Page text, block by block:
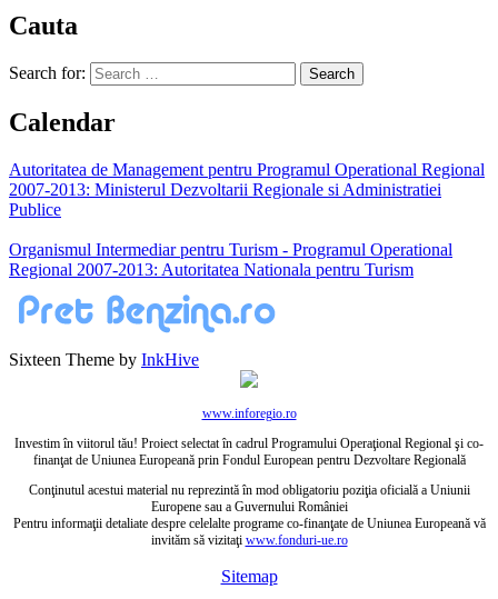
Cauta
Search for:
Calendar
Autoritatea de Management pentru Programul Operational Regional
2007-2013: Ministerul Dezvoltarii Regionale si Administratiei
Publice
Organismul Intermediar pentru Turism - Programul Operational
Regional 2007-2013: Autoritatea Nationala pentru Turism
Sixteen Theme by InkHive
www.inforegio.ro
Investim în viitorul tău! Proiect selectat în cadrul Programului Operaţional Regional şi co-
finanţat de Uniunea Europeană prin Fondul European pentru Dezvoltare Regională
Conţinutul acestui material nu reprezintă în mod obligatoriu poziţia oficială a Uniunii
Europene sau a Guvernului României
Pentru informaţii detaliate despre celelalte programe co-finanţate de Uniunea Europeană vă
invităm să vizitaţi www.fonduri-ue.ro
Sitemap